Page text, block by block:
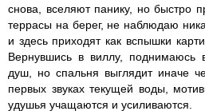
снова, вселяют панику, но быстро
террасы на берег, не наблюдаю
и здесь приходят как вспышки
Вернувшись в виллу, поднимаюсь
душ, но спальня выглядит иначе
первых звуках текущей воды,
удушья учащаются и усиливаются.